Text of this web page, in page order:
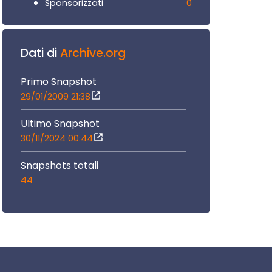
Sponsorizzati 0
Dati diArchive.org
Primo Snapshot
29/01/2009 21:38
Ultimo Snapshot
30/11/2024 00:44
Snapshots totali
44